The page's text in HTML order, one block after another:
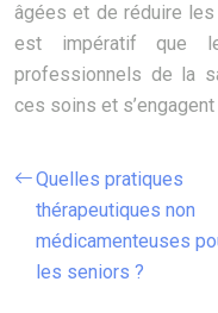
âgées et de réduire les
est impératif que
professionnels de la
ces soins et
Quelles pratiques
thérapeutiques non
médicamenteuses
les seniors ?